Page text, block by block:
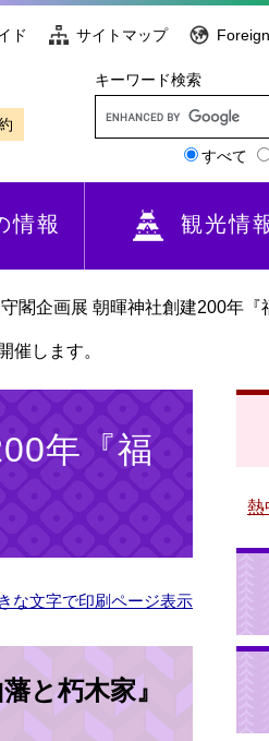
ド サイトマップ
キーワード検索
すべて
情報 観光情
閣企画展 朝暉神社創建200年『
催します。
年『福
な文字で印刷ページ表示
と朽木家』
熱